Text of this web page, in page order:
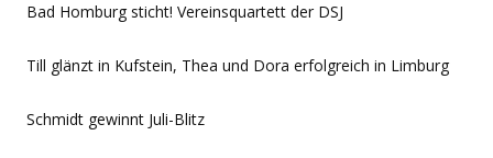
Bad Homburg sticht! Vereinsquartett der DSJ
Till glänzt in Kufstein, Thea und Dora erfolgreich in Limburg
Schmidt gewinnt Juli-Blitz